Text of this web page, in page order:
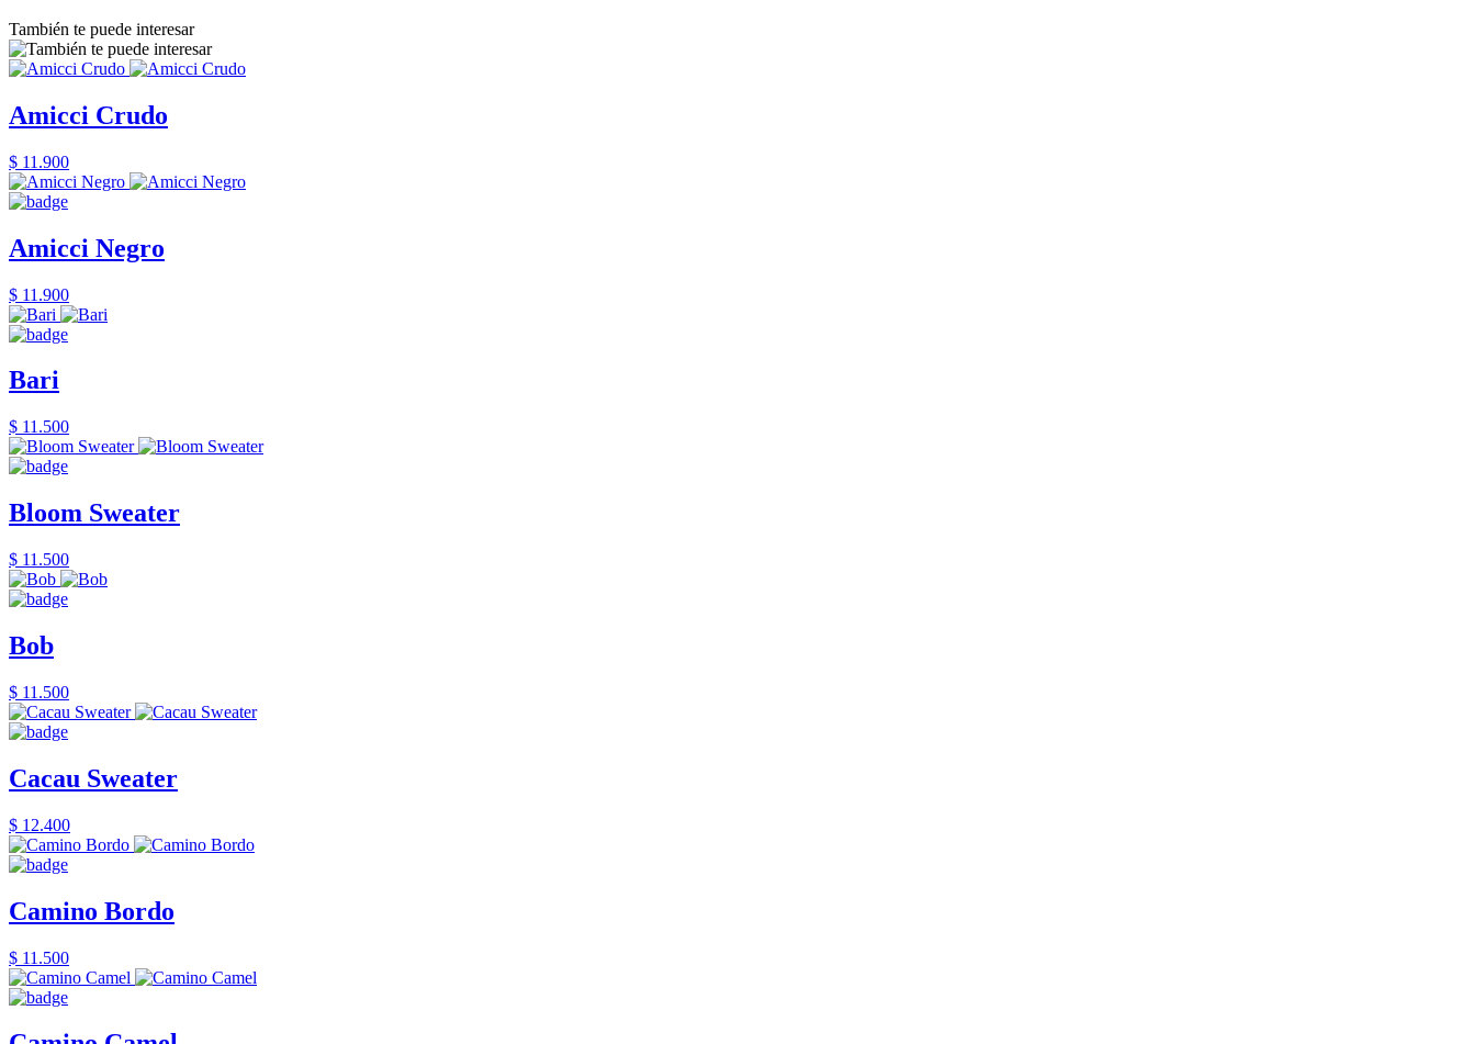
También te puede interesar
Amicci Crudo
$ 11.900
Amicci Negro
$ 11.900
Bari
$ 11.500
Bloom Sweater
$ 11.500
Bob
$ 11.500
Cacau Sweater
$ 12.400
Camino Bordo
$ 11.500